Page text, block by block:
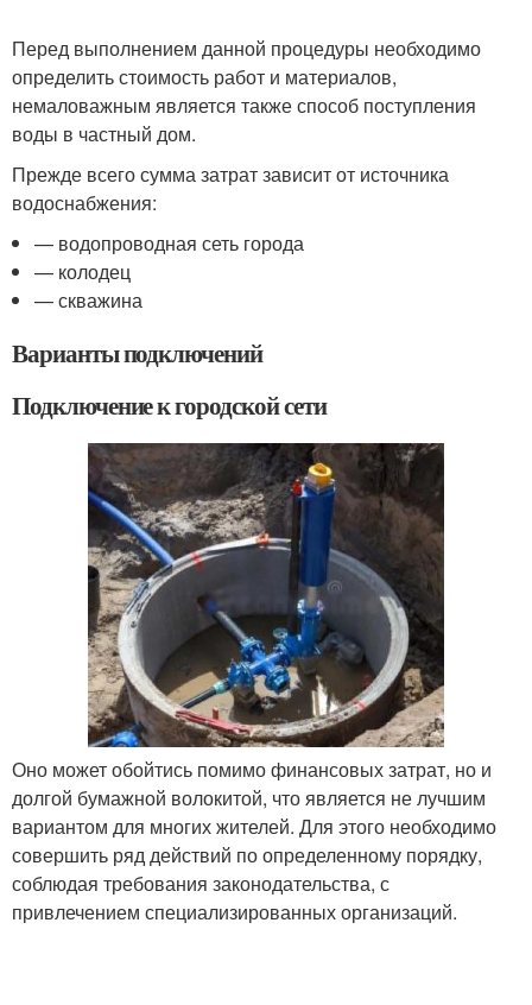
Перед выполнением данной процедуры необходимо
определить стоимость работ и материалов,
немаловажным является также способ поступления
воды в частный дом.
Прежде всего сумма затрат зависит от источника
водоснабжения:
— водопроводная сеть города
— колодец
— скважина
Варианты подключений
Подключение к городской сети
Оно может обойтись помимо финансовых затрат, но и
долгой бумажной волокитой, что является не лучшим
вариантом для многих жителей. Для этого необходимо
совершить ряд действий по определенному порядку,
соблюдая требования законодательства, с
привлечением специализированных организаций.